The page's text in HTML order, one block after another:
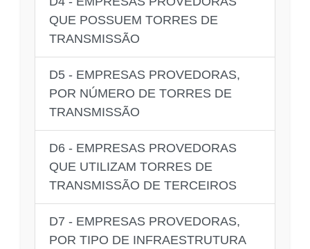
QUE POSSUEM TORRES DE
TRANSMISSÃO
D5 - EMPRESAS PROVEDORAS,
POR NÚMERO DE TORRES DE
TRANSMISSÃO
D6 - EMPRESAS PROVEDORAS
QUE UTILIZAM TORRES DE
TRANSMISSÃO DE TERCEIROS
D7 - EMPRESAS PROVEDORAS,
POR TIPO DE INFRAESTRUTURA